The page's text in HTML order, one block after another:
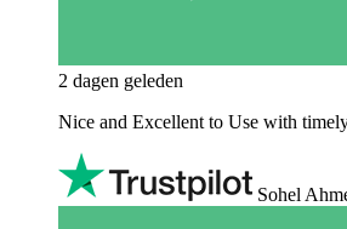
2 dagen geleden
Nice and Excellent to Use with
Sohel